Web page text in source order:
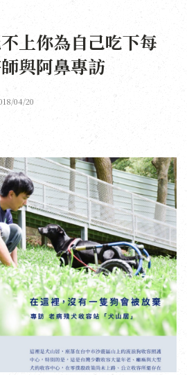
上你為自己吃下每
與阿鼻專訪
04/20